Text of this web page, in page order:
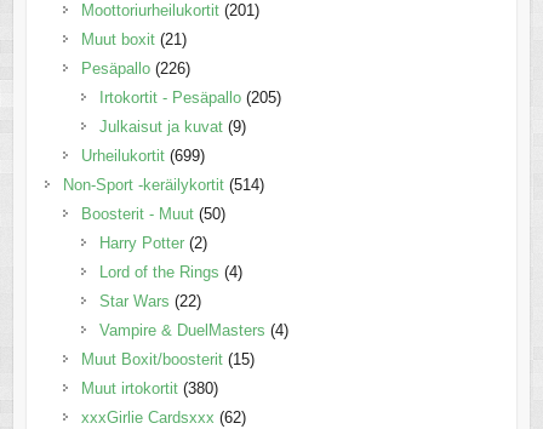
Moottoriurheilukortit (201)
Muut boxit (21)
Pesäpallo (226)
Irtokortit - Pesäpallo (205)
Julkaisut ja kuvat (9)
Urheilukortit (699)
Non-Sport -keräilykortit (514)
Boosterit - Muut (50)
Harry Potter (2)
Lord of the Rings (4)
Star Wars (22)
Vampire & DuelMasters (4)
Muut Boxit/boosterit (15)
Muut irtokortit (380)
xxxGirlie Cardsxxx (62)